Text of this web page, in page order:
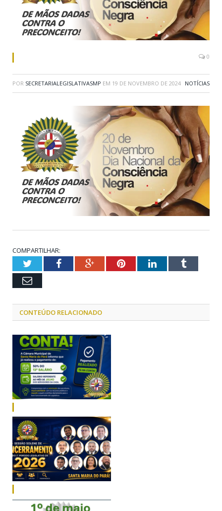
0
POR SECRETARIALEGISLATIVASMP EM 19 DE NOVEMBRO DE 2024 NOTÍCIAS
COMPARTILHAR:
TwitterFacebookGoogle+PinterestLinkedInTumblr
Email
CONTEÚDO RELACIONADO